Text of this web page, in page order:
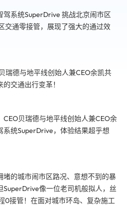
系统SuperDrive 挑战北京闹市区
交通零接管，展现了强大的通过效
瑞德与地平线创始人兼CEO余凯共
交通出行变革！
贝瑞德与地平线创始人兼CEO余
系统SuperDrive，体验结果超乎想
的城市闹市区路况、意想不到的暴
像一位老司机般拟人，丝
0接管！在面对城市环岛、复杂施工